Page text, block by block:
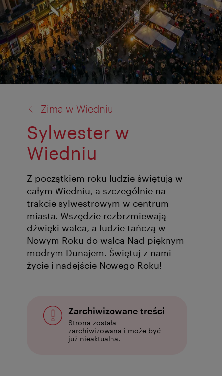
Zima w Wiedniu
Sylwester w
Wiedniu
Z początkiem roku ludzie świętują w
całym Wiedniu, a szczególnie na
trakcie sylwestrowym w centrum
miasta. Wszędzie rozbrzmiewają
dźwięki walca, a ludzie tańczą w
Nowym Roku do walca Nad pięknym
modrym Dunajem. Świętuj z nami
życie i nadejście Nowego Roku!
Zarchiwizowane treści
Strona została
zarchiwizowana i może być
już nieaktualna.